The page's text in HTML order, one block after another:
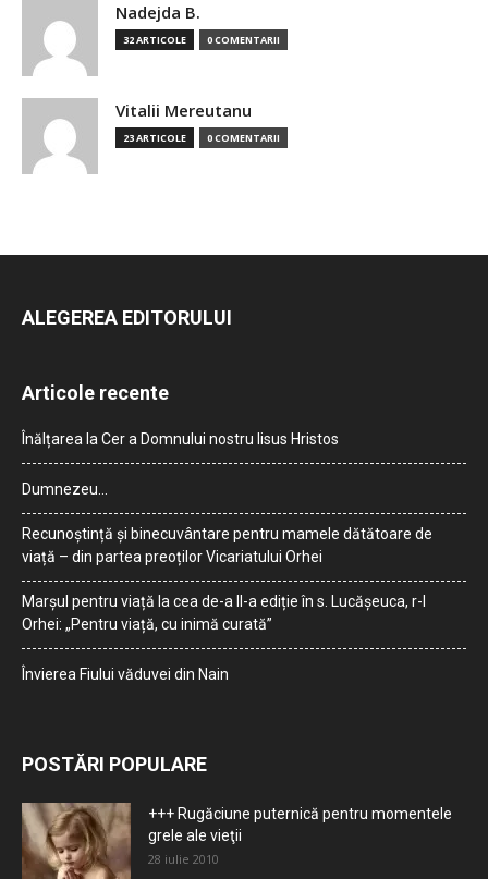
Nadejda B.
32 ARTICOLE 0 COMENTARII
Vitalii Mereutanu
23 ARTICOLE 0 COMENTARII
ALEGEREA EDITORULUI
Articole recente
Înălțarea la Cer a Domnului nostru Iisus Hristos
Dumnezeu…
Recunoștință și binecuvântare pentru mamele dătătoare de
viață – din partea preoților Vicariatului Orhei
Marșul pentru viață la cea de-a II-a ediție în s. Lucășeuca, r-l
Orhei: „Pentru viață, cu inimă curată”
Învierea Fiului văduvei din Nain
POSTĂRI POPULARE
+++ Rugăciune puternică pentru momentele
grele ale vieţii
28 iulie 2010